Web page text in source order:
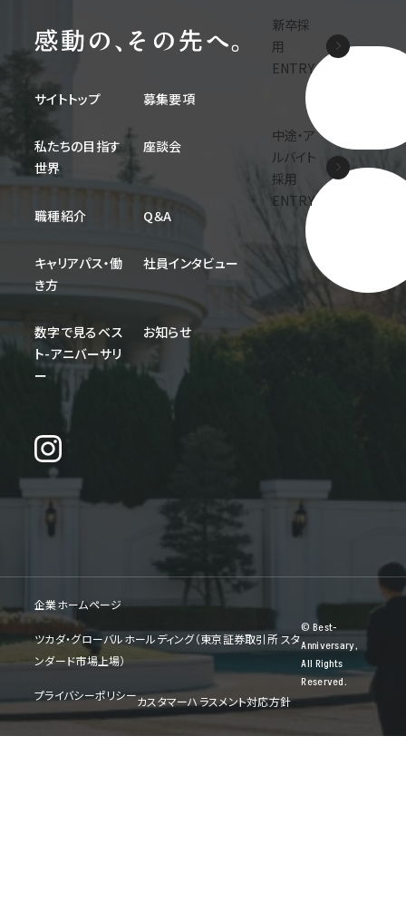
サイトトップ 募集要項
私たちの目指す
世界
座談会
職種紹介 Q＆A
キャリアパス・働
き方
社員インタビュー
数字で見るベス
ト-アニバーサリ
ー
お知らせ
新卒採
用
ENTRY
中途・ア
ルバイト
採用
ENTRY
企業ホームページ
ツカダ・グローバルホールディング（東京証券取引所 スタ
ンダード市場上場）
プライバシーポリシーカスタマーハラスメント対応方針
© Best-
Anniversary,
All Rights
Reserved.